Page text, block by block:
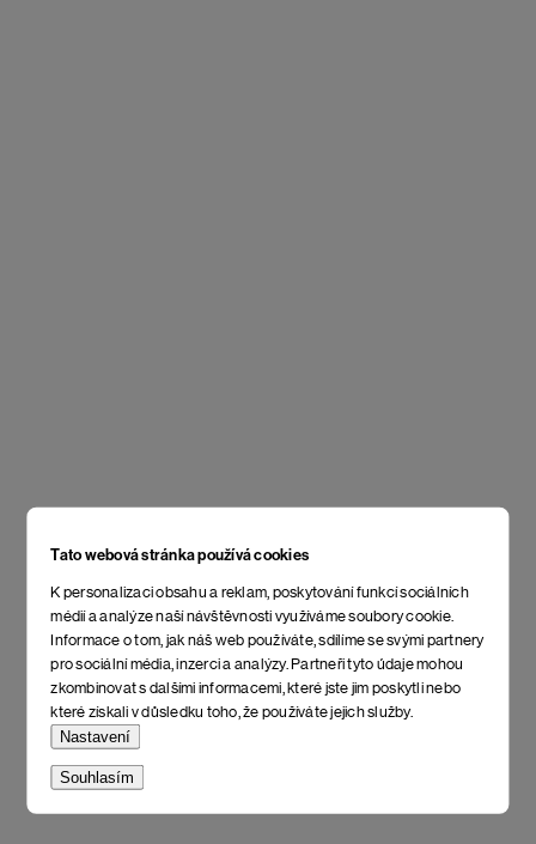
Tato webová stránka používá cookies
K personalizaci obsahu a reklam, poskytování funkcí sociálních
médií a analýze naší návštěvnosti využíváme soubory cookie.
Informace o tom, jak náš web používáte, sdílíme se svými partnery
pro sociální média, inzerci a analýzy. Partneři tyto údaje mohou
zkombinovat s dalšími informacemi, které jste jim poskytli nebo
které získali v důsledku toho, že používáte jejich služby.
Nastavení
Souhlasím